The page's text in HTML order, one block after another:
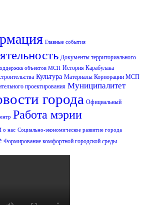
Главные события
Документы территориального
объектов МСП История Карабулака
Культура Материалы Корпорации МСП
проектирования Муниципалитет
города Официальный
Работа мэрии
нас Социально-экономическое развитие города
Формирование комфортной городской среды